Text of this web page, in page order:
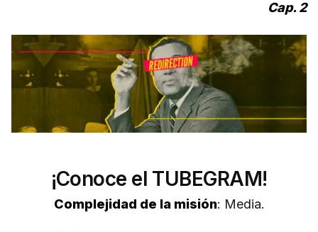
Cap. 2
¡Conoce el TUBEGRAM!
Complejidad de la misión: Media.